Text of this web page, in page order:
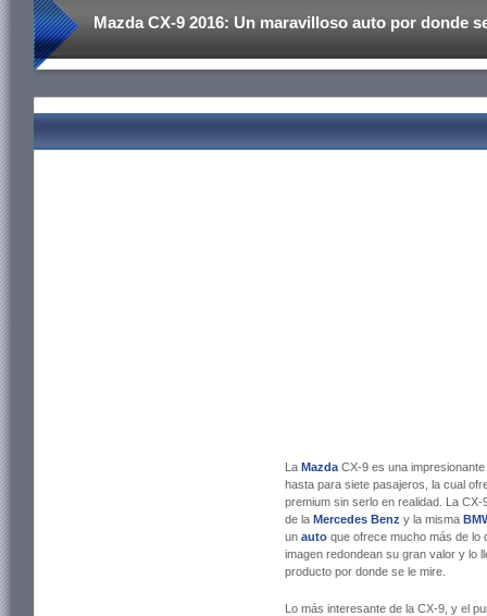
Mazda CX-9 2016: Un maravilloso auto por donde
La Mazda CX-9 es una
hasta para siete pasajeros, la cual
premium sin serlo en realidad. La
de la Mercedes Benz y la misma
un auto que ofrece mucho más de lo
imagen redondean su gran valor y lo
producto por donde se le mire.
Lo más interesante de la CX-9, y el